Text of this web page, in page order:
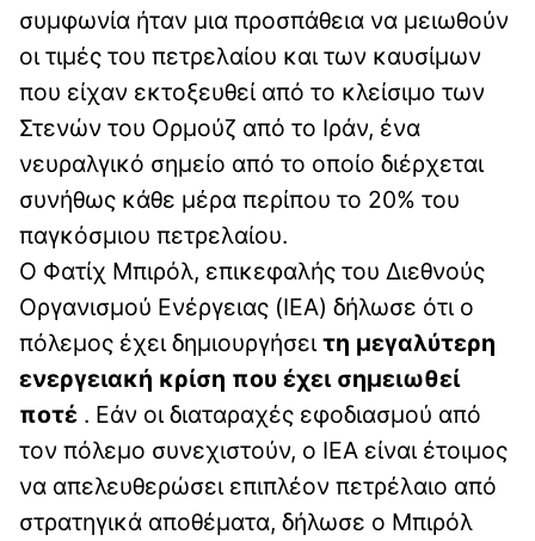
συμφωνία ήταν μια προσπάθεια να μειωθούν
οι τιμές του πετρελαίου και των καυσίμων
που είχαν εκτοξευθεί από το κλείσιμο των
Στενών του Ορμούζ από το Ιράν, ένα
νευραλγικό σημείο από το οποίο διέρχεται
συνήθως κάθε μέρα περίπου το 20% του
παγκόσμιου πετρελαίου.
Ο Φατίχ Μπιρόλ, επικεφαλής του Διεθνούς
Οργανισμού Ενέργειας (IEA) δήλωσε ότι ο
πόλεμος έχει δημιουργήσει τη μεγαλύτερη
ενεργειακή κρίση που έχει σημειωθεί
ποτέ . Εάν οι διαταραχές εφοδιασμού από
τον πόλεμο συνεχιστούν, ο IEA είναι έτοιμος
να απελευθερώσει επιπλέον πετρέλαιο από
στρατηγικά αποθέματα, δήλωσε ο Μπιρόλ